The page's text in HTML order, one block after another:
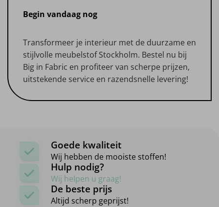
Begin vandaag nog
Transformeer je interieur met de duurzame en
stijlvolle meubelstof Stockholm. Bestel nu bij
Big in Fabric en profiteer van scherpe prijzen,
uitstekende service en razendsnelle levering!
Goede kwaliteit
Wij hebben de mooiste stoffen!
Hulp nodig?
Wij helpen u graag!
De beste prijs
Altijd scherp geprijst!